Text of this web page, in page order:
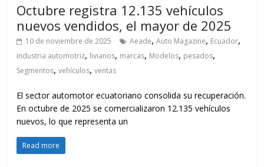
Octubre registra 12.135 vehículos
nuevos vendidos, el mayor de 2025
10 de noviembre de 2025 Aeade,Auto Magazine, Ecuador,
industria automotriz, livianos, marcas, Modelos, pesados,
Segmentos,vehículos,ventas
El sector automotor ecuatoriano consolida su recuperación.
En octubre de 2025 se comercializaron 12.135 vehículos
nuevos, lo que representa un
Read more